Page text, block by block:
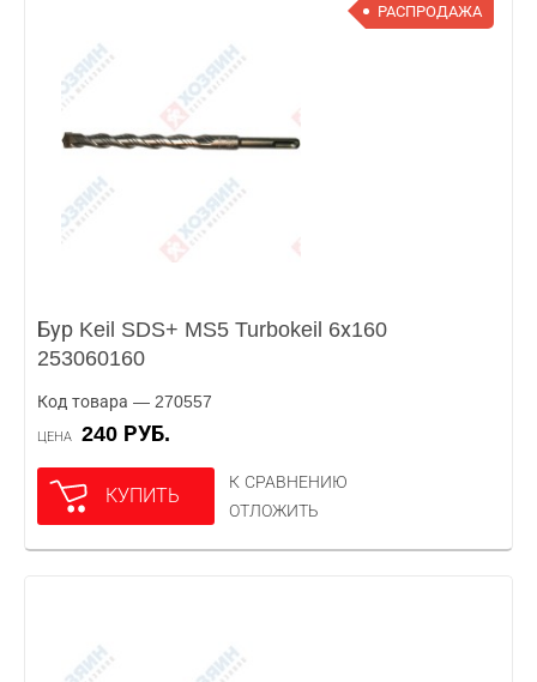
РАСПРОДАЖА
Бур Keil SDS+ MS5 Turbokeil 6х160
253060160
Код товара — 270557
ЦЕНА 240 РУБ.
КУПИТЬ
К СРАВНЕНИЮ
ОТЛОЖИТЬ